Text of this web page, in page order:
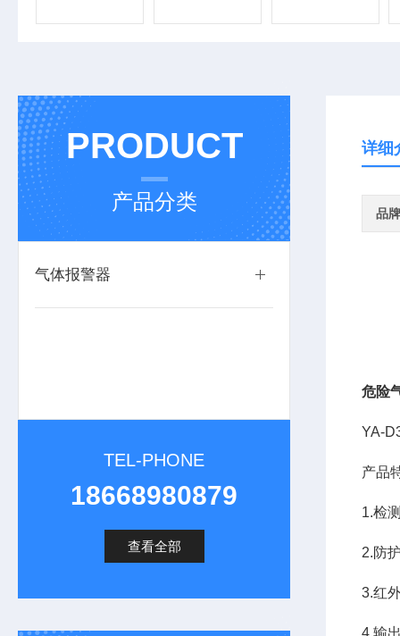
PRODUCT
产品分类
气体报警器
TEL-PHONE
18668980879
查看全部
详细
品牌
危险
YA-
产品
1.检
2.防
3.红
4.输